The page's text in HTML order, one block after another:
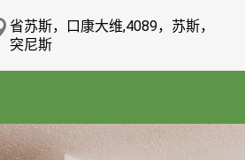
省苏斯，口康大维,4089，苏斯，
突尼斯